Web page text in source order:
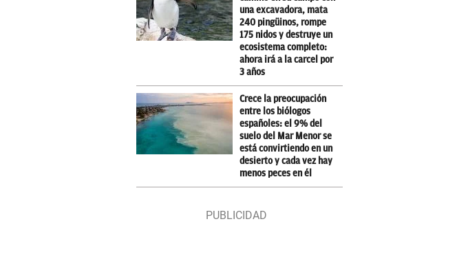
una excavadora, mata
240 pingüinos, rompe
175 nidos y destruye un
ecosistema completo:
ahora irá a la carcel por
3 años
Crece la preocupación
entre los biólogos
españoles: el 9% del
suelo del Mar Menor se
está convirtiendo en un
desierto y cada vez hay
menos peces en él